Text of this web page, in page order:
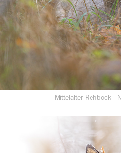
Mittelalter Rehbock -